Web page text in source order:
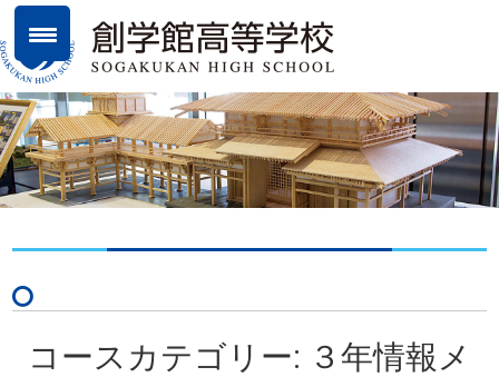
コースカテゴリー: ３年情報メ